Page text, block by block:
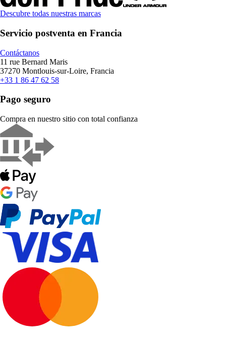
Descubre todas nuestras marcas
Servicio postventa en Francia
Contáctanos
11 rue Bernard Maris
37270 Montlouis-sur-Loire, Francia
+33 1 86 47 62 58
Pago seguro
Compra en nuestro sitio con total confianza